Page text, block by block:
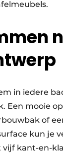
in iedere
Een mooie
of
kun je
vijf kant-en-